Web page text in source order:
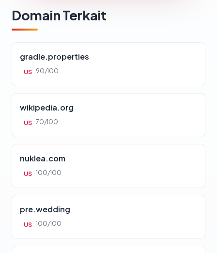
Domain Terkait
gradle.properties
US 90/100
wikipedia.org
US 70/100
nuklea.com
US 100/100
pre.wedding
US 100/100